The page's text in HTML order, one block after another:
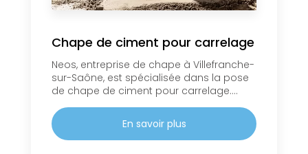
Chape de ciment pour carrelage
Neos, entreprise de chape à Villefranche-
sur-Saône, est spécialisée dans la pose
de chape de ciment pour carrelage....
En savoir plus